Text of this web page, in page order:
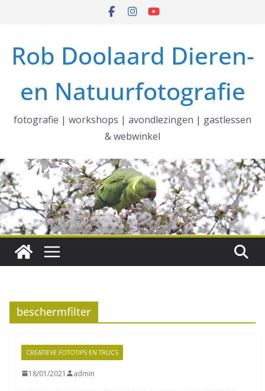
inhoud
Rob Doolaard Dieren-
en Natuurfotografie
fotografie | workshops | avondlezingen | gastlessen
& webwinkel
beschermfilter
CREATIEVE FOTOTIPS EN TRUCS
18/01/2021 admin